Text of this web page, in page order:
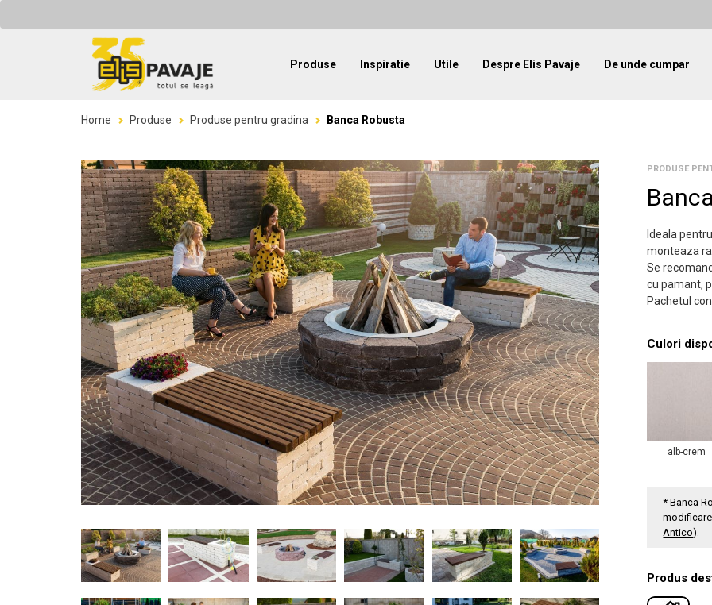
Produse Inspiratie Utile Despre Elis Pavaje De unde cumpar
Home Produse Produse pentru gradina Banca Robusta
PRODUSE
Ideala
monteaza
Se
cu pamant,
Pachetul
Culori
alb-crem
* Banca
Antico).
Produs